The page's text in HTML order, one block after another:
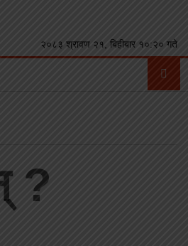
२०८३ श्रावण २१, बिहीबार १०:२० गते
?